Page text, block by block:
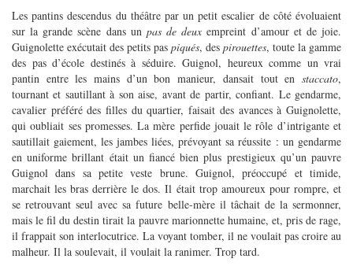
Les pantins descendus du théâtre par un petit escalier de côté évoluaient
sur la grande scène dans un pas de deux empreint d’amour et de joie.
Guignolette exécutait des petits pas piqués, des pirouettes, toute la gamme
des pas d’école destinés à séduire. Guignol, heureux comme un vrai
pantin entre les mains d’un bon manieur, dansait tout en staccato,
tournant et sautillant à son aise, avant de partir, confiant. Le gendarme,
cavalier préféré des filles du quartier, faisait des avances à Guignolette,
qui oubliait ses promesses. La mère perfide jouait le rôle d’intrigante et
sautillait gaiement, les jambes liées, prévoyant sa réussite : un gendarme
en uniforme brillant était un fiancé bien plus prestigieux qu’un pauvre
Guignol dans sa petite veste brune. Guignol, préoccupé et timide,
marchait les bras derrière le dos. Il était trop amoureux pour rompre, et
se retrouvant seul avec sa future belle-mère il tâchait de la sermonner,
mais le fil du destin tirait la pauvre marionnette humaine, et, pris de rage,
il frappait son interlocutrice. La voyant tomber, il ne voulait pas croire au
malheur. Il la soulevait, il voulait la ranimer. Trop tard.